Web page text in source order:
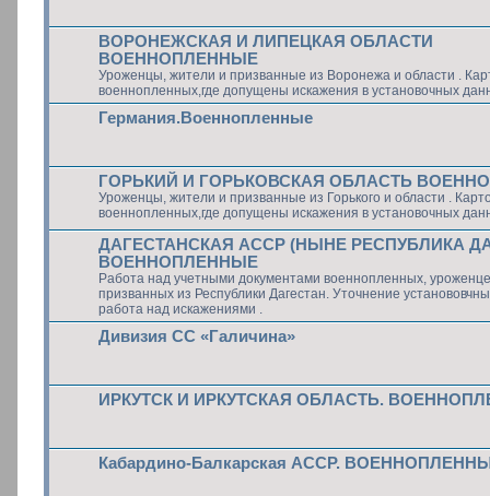
ВОРОНЕЖСКАЯ И ЛИПЕЦКАЯ ОБЛАСТИ
ВОЕННОПЛЕННЫЕ
Уроженцы, жители и призванные из Воронежа и области .
военнопленных,где допущены искажения в установочных
Германия.Военнопленные
ГОРЬКИЙ И ГОРЬКОВСКАЯ ОБЛАСТЬ
Уроженцы, жители и призванные из Горького и области .
военнопленных,где допущены искажения в установочных
ДАГЕСТАНСКАЯ АССР (НЫНЕ РЕСПУБЛИКА
ВОЕННОПЛЕННЫЕ
Работа над учетными документами военнопленных,
призванных из Республики Дагестан. Уточнение
работа над искажениями .
Дивизия СС «Галичина»
ИРКУТСК И ИРКУТСКАЯ ОБЛАСТЬ.
Кабардино-Балкарская АССР.